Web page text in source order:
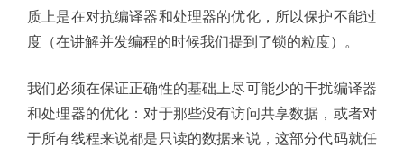
质上是在对抗编译器和处理器的优化，所以保护不能过
度（在讲解并发编程的时候我们提到了锁的粒度）。
我们必须在保证正确性的基础上尽可能少的干扰编译器
和处理器的优化：对于那些没有访问共享数据，或者对
于所有线程来说都是只读的数据来说，这部分代码就任